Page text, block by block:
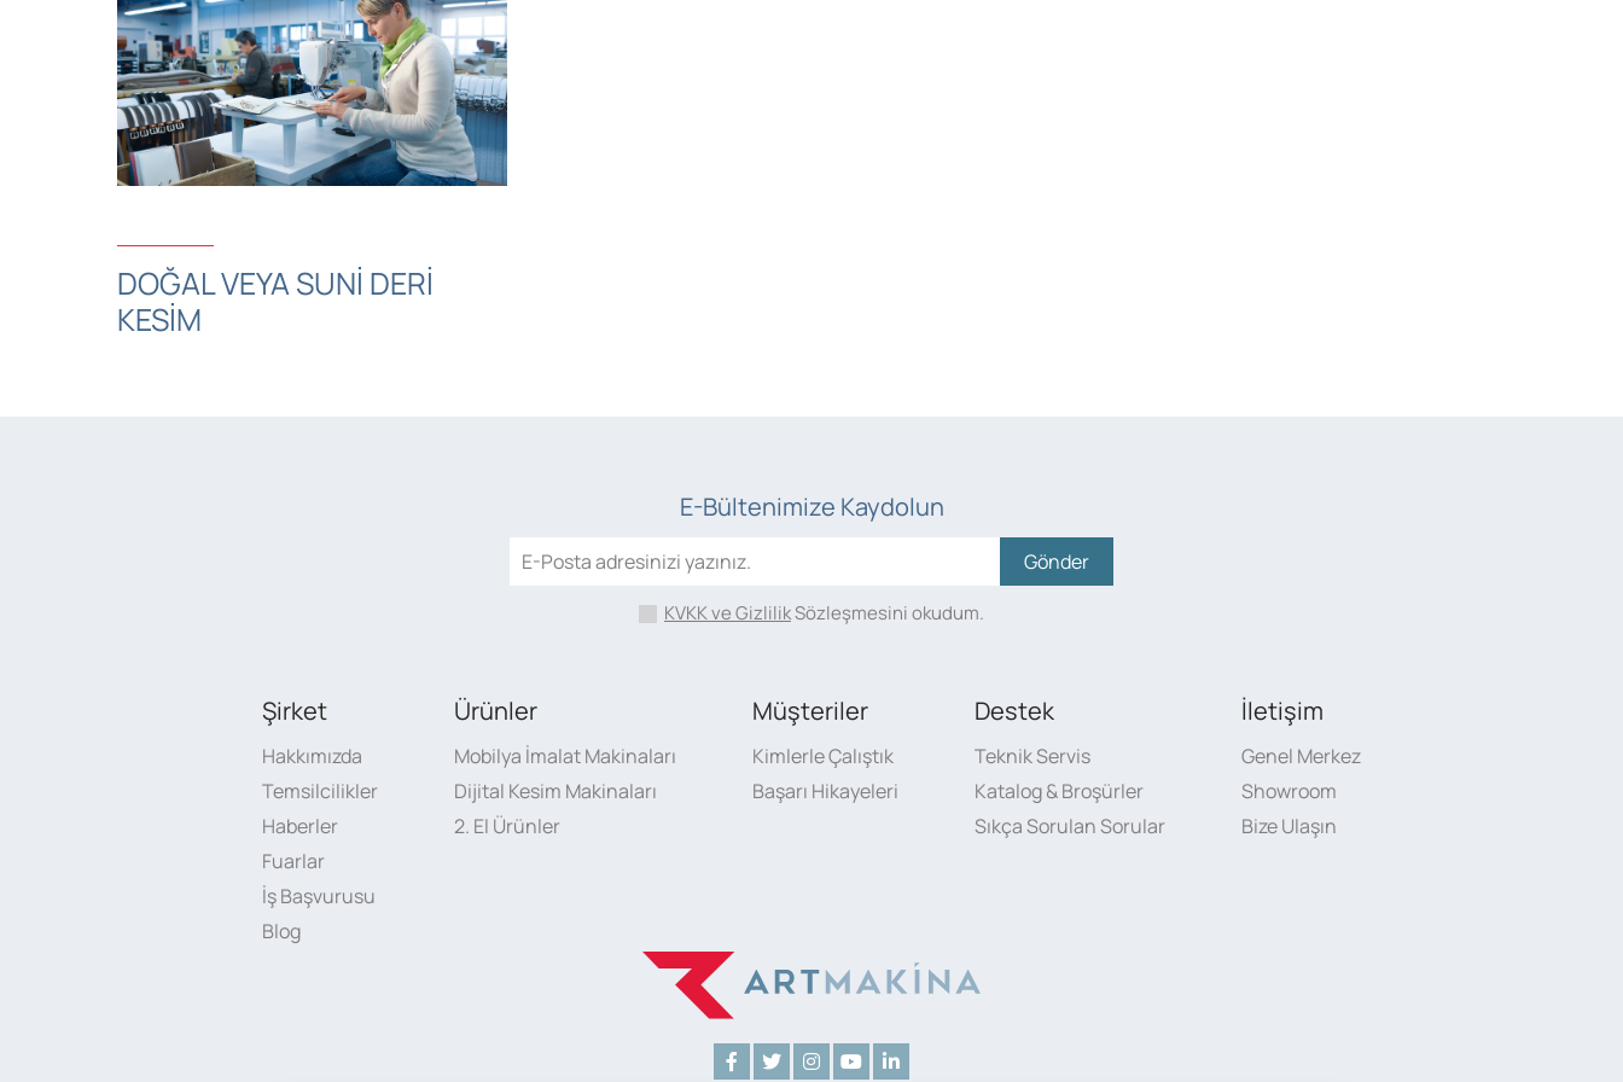
DOĞAL VEYA SUNI DERI
KESIM
E-Bültenimize Kaydolun
Gönder
KVKK ve GizlilikSözleşmesini okudum.
Şirket
Hakkımızda
Temsilcilikler
Haberler
Fuarlar
İş Başvurusu
Blog
Ürünler
Mobilya İmalat Makinaları
Dijital Kesim Makinaları
2. El Ürünler
Müşteriler
Kimlerle Çalıştık
Başarı Hikayeleri
Destek
Teknik Servis
Katalog & Broşürler
Sıkça Sorulan Sorular
İletişim
Genel Merkez
Showroom
Bize Ulaşın